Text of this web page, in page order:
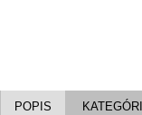
POPIS